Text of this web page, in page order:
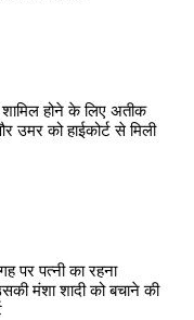
होने के लिए अतीक
को हाईकोर्ट से मिली
पर पत्नी का रहना
मंशा शादी को बचाने की